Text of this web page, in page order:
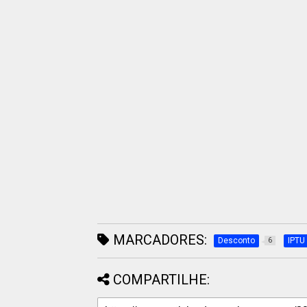
MARCADORES: Desconto 6 IPTU
COMPARTILHE: